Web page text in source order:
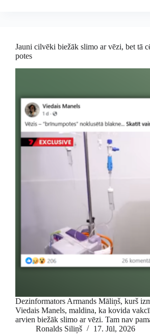
Jauni cilvēki biežāk slimo ar vēzi, bet tā
potes
Dezinformators Armands Māliņš, kurš
Viedais Manels, maldina, ka kovida
arvien biežāk slimo ar vēzi. Tam nav
Ronalds Siliņš
17. Jūl, 2026